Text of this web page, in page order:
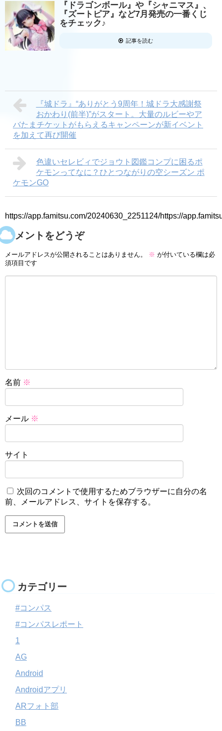
『ドラゴンボール』や『シャニマス』、
『ズートピア』など7月発売の一番くじ
をチェック♪
記事を読む
『城ドラ』“ありがとう9周年！城ドラ大感謝祭
おかわり(前半)”がスタート。大量のルビーやア
バたまチケットがもらえるキャンペーンが新イベント
を加えて再び開催
色違いセレビィでジョウト図鑑コンプに困るポ
ケモンってなに？ひとつながりの空シーズン ポ
ケモンGO
https://app.famitsu.com/20240630_2251124/https://
コメントをどうぞ
メールアドレスが公開されることはありません。 ※ が付いている欄は必
須項目です
名前 ※
メール ※
サイト
次回のコメントで使用するためブラウザーに自分の名
前、メールアドレス、サイトを保存する。
カテゴリー
#コンパス
#コンパスレポート
1
AG
Android
Androidアプリ
ARフォト部
BB